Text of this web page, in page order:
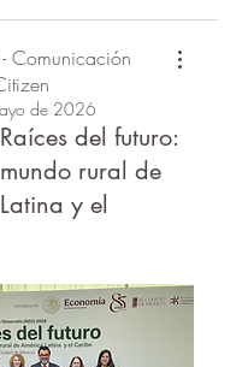
- Comunicación
de 2026
del futuro:
rural de
y el